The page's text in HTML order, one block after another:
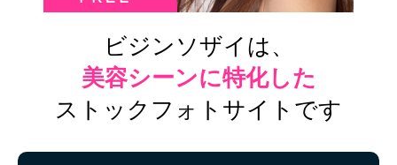
ビジンソザイは、
美容シーンに特化した
ストックフォトサイトです